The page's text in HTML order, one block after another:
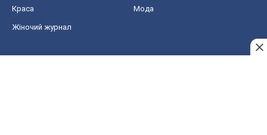
Краса Мода
Жіночий журнал